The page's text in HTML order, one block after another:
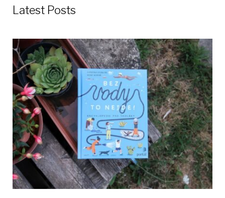
Latest Posts